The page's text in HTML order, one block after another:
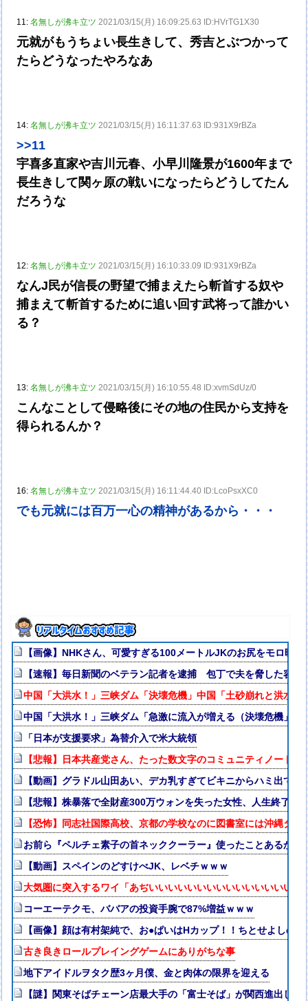
11:名無しが沸キ立ツ 2021/03/15(月) 16:09:25.63 ID:HVrTG1X30
元就がもうちょい長生きして、秀吉とぶつかって
たらどうなったやろなあ
14:名無しが沸キ立ツ 2021/03/15(月) 16:11:37.63 ID:931X9rBZa
>>11
宇喜多直家や吉川元春、小早川隆景が1600年まで
長生きして関ヶ原の戦いになったらどうしてたん
だろうな
12:名無しが沸キ立ツ 2021/03/15(月) 16:10:33.09 ID:931X9rBZa
なんJ民が信長の野望で捕まえたら斬首する奴や
捕まえて斬首するために追い回す武将って誰かい
る？
13:名無しが沸キ立ツ 2021/03/15(月) 16:10:55.48 ID:xvmSdUz/0
こんなことして侵略後にその地の住民から支持を
得られるんか？
16:名無しが沸キ立ツ 2021/03/15(月) 16:11:44.40 ID:LcoPsxXC0
でも元就には百万一心の精神があるから・・・
【画像】NHKさん、可愛すぎる100メートルJKのお尻をモロ映し
【速報】毎日新聞のベテラン記者を逮捕 包丁で夫を脅した容疑
中国「大洪水！」三峡ダム「決壊危機」中国「土砂崩れと洪水
中国「大洪水！」三峡ダム「急激に流入が増える（決壊危機」
「日本が支援要求」為替介入で米大統領
【悲報】日本共産党さん、たった数文字のコミュニティノートで
【動画】グラドル山田あい、デカ乳すぎてビキニからハミ出てる
【悲報】株暴落で全財産300万ウォンを失った女性、人生終了で
【恐怖】同志社国際高校、京都の学校なのに図書室には沖縄タ
お前ら『ペルチェ素子の首ネッククーラー』使ったことあるか？
【動画】スペインのどすけべJK、レベチｗｗｗ
大気圏に突入するワイ「あぢいいいいいいいいいいいいいいいい
コーエーテクモ、ババアの投資手腕で87%増益ｗｗｗ
【画像】顔は有村架純で、お●ぱいはHカップ！！ちとせよしの
古き良きロールプレイングゲームにありがちな事
地下アイドルヲタク歴3ヶ月僕、金と肉体の限界を迎える
【謎】関東そばチェーン店最大手の「富士そば」が関西進出し